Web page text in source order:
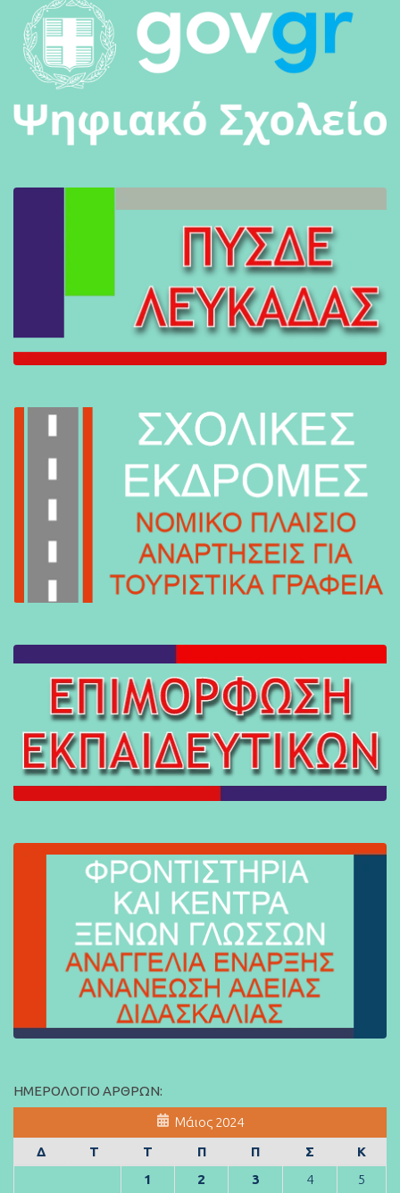
ΗΜΕΡΟΛΌΓΙΟ ΆΡΘΡΩΝ:
Μάιος 2024
Δ
Τ Τ Π Π Σ
Κ
1
2 3 4 5